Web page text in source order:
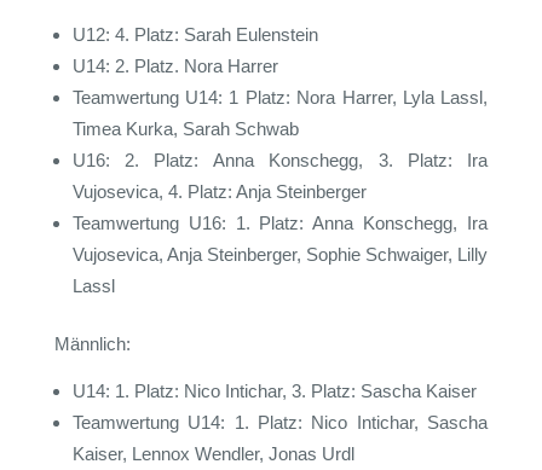
U12: 4. Platz: Sarah Eulenstein
U14: 2. Platz. Nora Harrer
Teamwertung U14: 1 Platz: Nora Harrer, Lyla Lassl,
Timea Kurka, Sarah Schwab
U16: 2. Platz: Anna Konschegg, 3. Platz: Ira
Vujosevica, 4. Platz: Anja Steinberger
Teamwertung U16: 1. Platz: Anna Konschegg, Ira
Vujosevica, Anja Steinberger, Sophie Schwaiger, Lilly
Lassl
Männlich:
U14: 1. Platz: Nico Intichar, 3. Platz: Sascha Kaiser
Teamwertung U14: 1. Platz: Nico Intichar, Sascha
Kaiser, Lennox Wendler, Jonas Urdl